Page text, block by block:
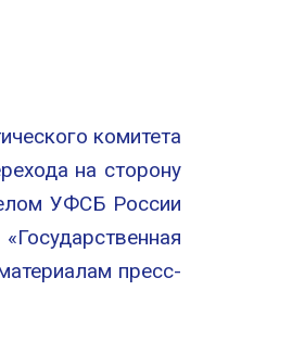
комитета
на сторону
УФСБ России
пресс-